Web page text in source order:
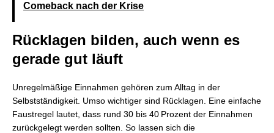
Comeback nach der Krise
Rücklagen bilden, auch wenn es
gerade gut läuft
Unregelmäßige Einnahmen gehören zum Alltag in der
Selbstständigkeit. Umso wichtiger sind Rücklagen. Eine einfache
Faustregel lautet, dass rund 30 bis 40 Prozent der Einnahmen
zurückgelegt werden sollten. So lassen sich die